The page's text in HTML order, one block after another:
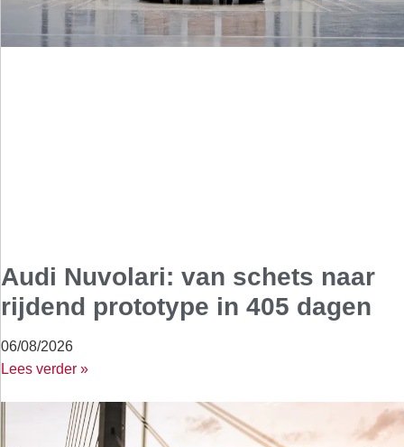
Audi Nuvolari: van schets naar
rijdend prototype in 405 dagen
06/08/2026
Lees verder »